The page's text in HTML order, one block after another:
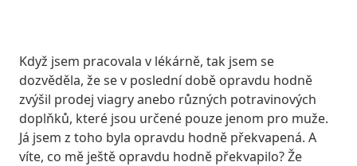
Když jsem pracovala v lékárně, tak jsem se
dozvěděla, že se v poslední době opravdu hodně
zvýšil prodej viagry anebo různých potravinových
doplňků, které jsou určené pouze jenom pro muže.
Já jsem z toho byla opravdu hodně překvapená. A
víte, co mě ještě opravdu hodně překvapilo? Že